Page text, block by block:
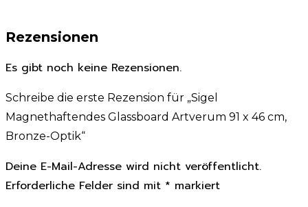
Rezensionen
Es gibt noch keine Rezensionen.
Schreibe die erste Rezension für „Sigel
Magnethaftendes Glassboard Artverum 91 x 46 cm,
Bronze-Optik“
Deine E-Mail-Adresse wird nicht veröffentlicht.
Erforderliche Felder sind mit * markiert